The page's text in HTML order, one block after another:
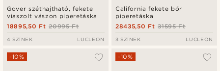
Gover széthajtható, fekete
viaszolt vászon piperetáska
20995 Ft
18895,50 Ft
4 SZÍNEK LUCLEON
California fekete bőr
piperetáska
31595 Ft
28435,50 Ft
3 SZÍNEK LUCLEON
-10% -10%